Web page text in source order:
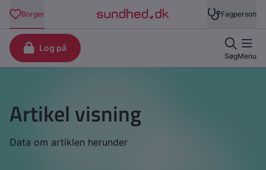
Artikel visning
Data om artiklen herunder